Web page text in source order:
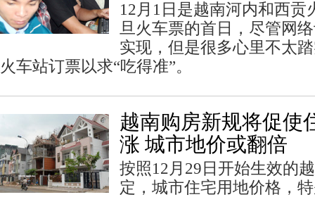
12月1日是越南河内和西贡
旦火车票的首日，尽管网
实现，但是很多心里不太
火车站订票以求“吃得准”。
越南购房新规将促使
涨 城市地价或翻倍
按照12月29日开始生效的
定，城市住宅用地价格，